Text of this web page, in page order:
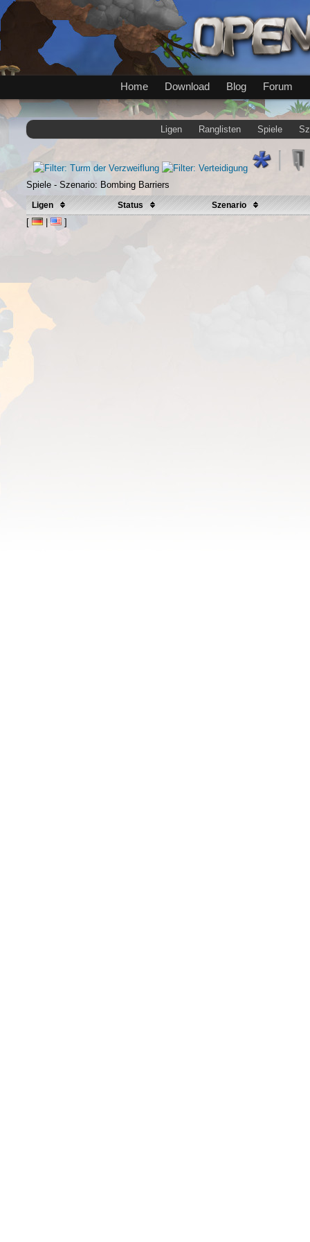
Home Download Blog Forum
Ligen Ranglisten Spiele
Spiele - Szenario: Bombing Barriers
Ligen Status Szenario
[ | ]